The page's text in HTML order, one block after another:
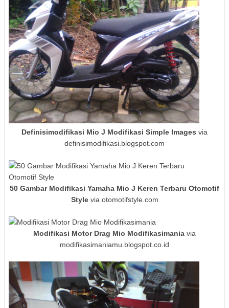
Definisimodifikasi Mio J Modifikasi Simple Images via
definisimodifikasi.blogspot.com
50 Gambar Modifikasi Yamaha Mio J Keren Terbaru Otomotif
Stylevia otomotifstyle.com
Modifikasi Motor Drag Mio Modifikasimania via
modifikasimaniamu.blogspot.co.id